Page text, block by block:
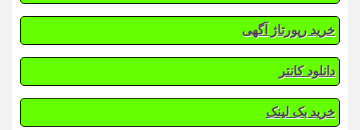
خرید رپورتاژ آگهی
دانلود کانتر
خرید بک لینک